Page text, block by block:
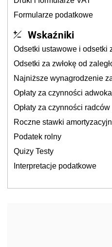
Formularze podatkowe
Wskaźniki
Odsetki ustawowe i odsetki
Odsetki za zwłokę od
Najniższe wynagrodzenie
Opłaty za czynności
Opłaty za czynności
Roczne stawki
Podatek rolny
Quizy Testy
Interpretacje podatkowe